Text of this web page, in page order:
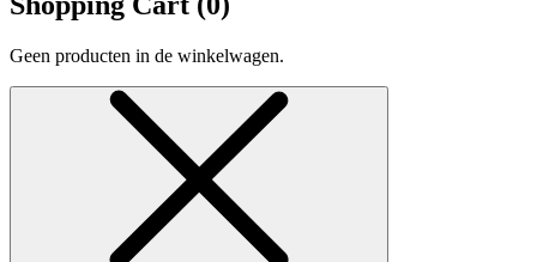
Geen producten in de winkelwagen.